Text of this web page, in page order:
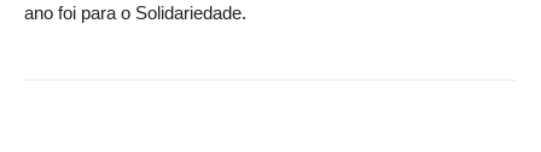
ano foi para o Solidariedade.